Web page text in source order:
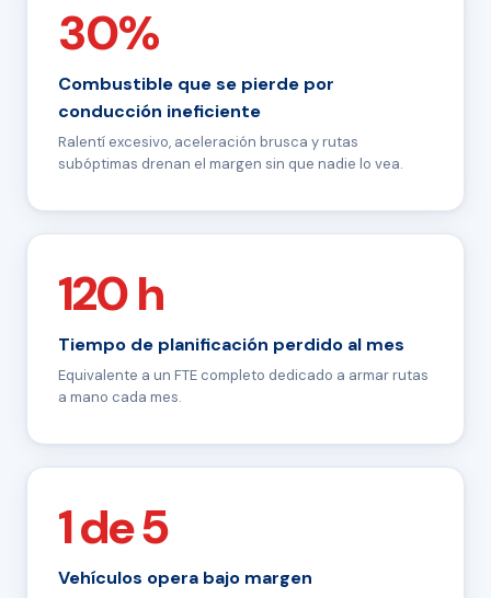
30%
Combustible que se pierde por
conducción ineficiente
Ralentí excesivo, aceleración brusca y rutas
subóptimas drenan el margen sin que nadie lo vea.
120 h
Tiempo de planificación perdido al mes
Equivalente a un FTE completo dedicado a armar rutas
a mano cada mes.
1 de 5
Vehículos opera bajo margen